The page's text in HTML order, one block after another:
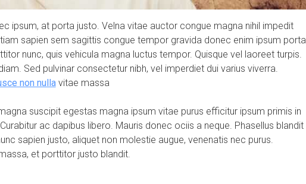
ipsum, at porta justo. Velna vitae auctor congue magna nihil impedit
sapien sem sagittis congue tempor gravida donec enim ipsum porta
nunc, quis vehicula magna luctus tempor. Quisque vel laoreet turpis.
Sed pulvinar consectetur nibh, vel imperdiet dui varius viverra.
non nullavitae massa
suscipit egestas magna ipsum vitae purus efficitur ipsum primis in
ac dapibus libero. Mauris donec ociis a neque. Phasellus blandit
sapien justo, aliquet non molestie augue, venenatis nec purus.
et porttitor justo blandit.